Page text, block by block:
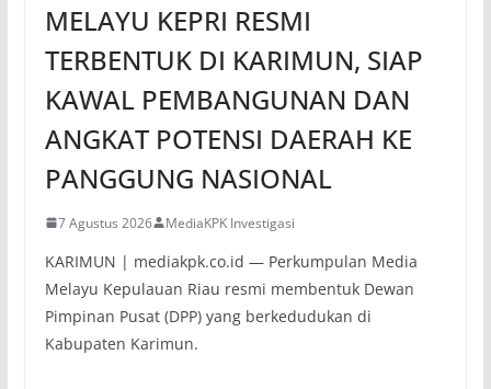
MELAYU KEPRI RESMI
TERBENTUK DI KARIMUN, SIAP
KAWAL PEMBANGUNAN DAN
ANGKAT POTENSI DAERAH KE
PANGGUNG NASIONAL
7 Agustus 2026 MediaKPK Investigasi
KARIMUN | mediakpk.co.id — Perkumpulan Media
Melayu Kepulauan Riau resmi membentuk Dewan
Pimpinan Pusat (DPP) yang berkedudukan di
Kabupaten Karimun.